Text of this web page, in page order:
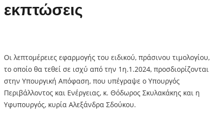
εκπτώσεις
Οι λεπτομέρειες εφαρμογής του ειδικού, πράσινου τιμολογίου,
το οποίο θα τεθεί σε ισχύ από την 1η.1.2024, προσδιορίζονται
στην Υπουργική Απόφαση, που υπέγραψε ο Υπουργός
Περιβάλλοντος και Ενέργειας, κ. Θόδωρος Σκυλακάκης και η
Υφυπουργός, κυρία Αλεξάνδρα Σδούκου.